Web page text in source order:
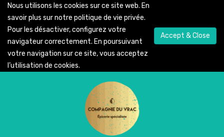
Nous utilisons les cookies sur ce site web. En
savoir plus sur notre politique de vie privée.
Pour les désactiver, configurez votre
navigateur correctement. En poursuivant
votre navigation sur ce site, vous acceptez
l’utilisation de cookies.
Accept & Close